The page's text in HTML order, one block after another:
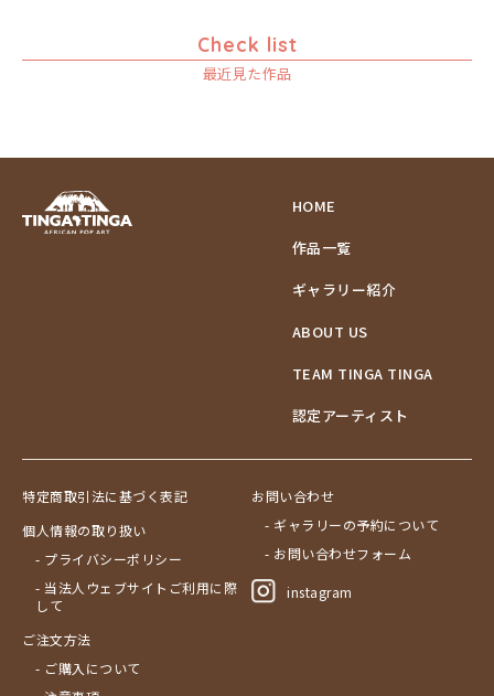
Check list
最近見た作品
HOME
作品一覧
ギャラリー紹介
ABOUT US
TEAM TINGA TINGA
認定アーティスト
特定商取引法に基づく表記
個人情報の取り扱い
- プライバシーポリシー
- 当法人ウェブサイトご利用に際
して
ご注文方法
- ご購入について
お問い合わせ
- ギャラリーの予約について
- お問い合わせフォーム
instagram